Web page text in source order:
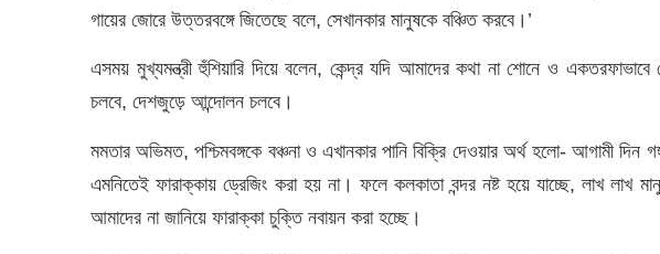
গায়ের জোরে উত্তরবঙ্গে জিতেছে বলে, সেখানকার মানুষকে বঞ্চিত করবে।’
এসময় মুখ্যমন্ত্রী হুঁশিয়ারি দিয়ে বলেন, কেন্দ্র যদি আমাদের কথা না শোনে ও
চলবে, দেশজুড়ে আন্দোলন চলবে।
মমতার অভিমত, পশ্চিমবঙ্গকে বঞ্চনা ও এখানকার পানি বিক্রি দেওয়ার অর্থ হলো- আগামী দিন
এমনিতেই ফারাক্কায় ড্রেজিং করা হয় না। ফলে কলকাতা বন্দর নষ্ট হয়ে যাচ্ছে, লাখ লাখ
আমাদের না জানিয়ে ফারাক্কা চুক্তি নবায়ন করা হচ্ছে।